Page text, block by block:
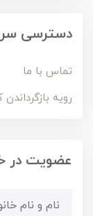
دسترسی
تماس با ما
رویه بازگرداندن
عضویت در